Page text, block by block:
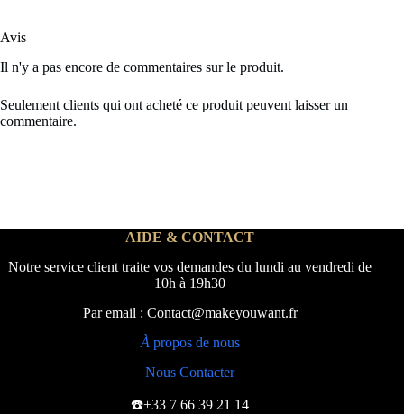
Avis
Il n'y a pas encore de commentaires sur le produit.
Seulement clients qui ont acheté ce produit peuvent laisser un
commentaire.
AIDE & CONTACT
Notre service client traite vos demandes du lundi au vendredi de
10h à 19h30
Par email : Contact@makeyouwant.fr
À propos de nous
Nous Contacter
☎️+33 7 66 39 21 14